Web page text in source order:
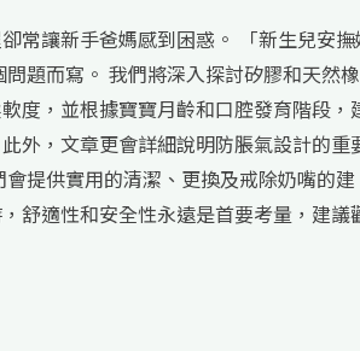
常讓新手爸媽感到困惑。 「新生兒安撫
題而寫。 我們將深入探討矽膠和天然
度，並根據寶寶月齡和口腔發育階段，
外，文章更會詳細說明防脹氣設計的重
提供實用的清潔、更換及戒除奶嘴的建
舒適性和安全性永遠是首要考量，建議